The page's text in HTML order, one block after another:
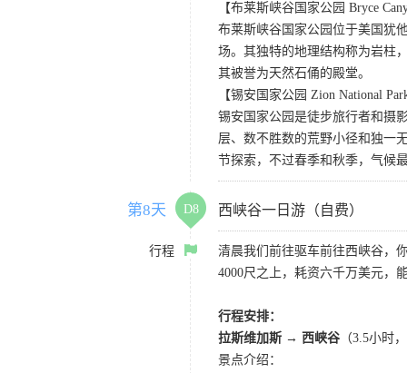
【布莱斯峡谷国家公园 Bryce
布莱斯峡谷国家公园位于美国犹
场。其独特的地理结构称为岩柱
其被誉为天然石俑的殿堂。
【锡安国家公园 Zion National
锡安国家公园是徒步旅行者和摄
层、数不胜数的荒野小径和独一
节探索，不过春季和秋季，气候
第8天 D8 西峡谷一日游（自费）
行程
清晨我们前往驱车前往西峡谷，
4000尺之上，耗资六千万美元，
行程安排：
拉斯维加斯 → 西峡谷 （3.5小时
景点介绍：